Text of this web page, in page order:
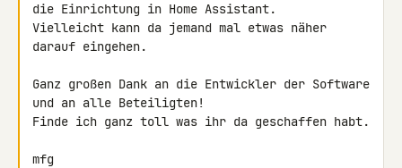
die Einrichtung in Home Assistant.
Vielleicht kann da jemand mal etwas näher
darauf eingehen.
Ganz großen Dank an die Entwickler der Software
und an alle Beteiligten!
Finde ich ganz toll was ihr da geschaffen habt.
mfg